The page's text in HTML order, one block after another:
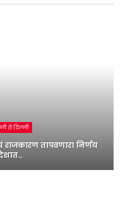
ते दिल्ली
राजकारण तापवणारा निर्णय